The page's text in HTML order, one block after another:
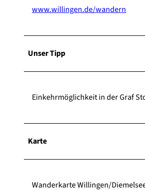
www.willingen.de/wandern
Unser Tipp
Einkehrmöglichkeit in der Graf
Karte
Wanderkarte Willingen/